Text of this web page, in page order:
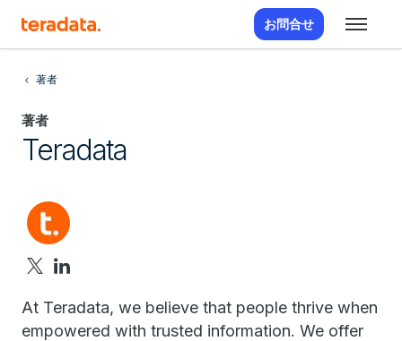
お問合せ
著者
著者
Teradata
At Teradata, we believe that people thrive when
empowered with trusted information. We offer